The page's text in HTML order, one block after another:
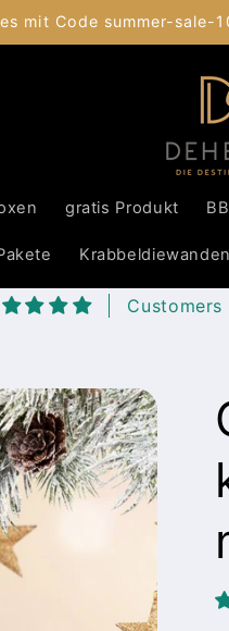
mit Code summer-sale-
gratis Produkt